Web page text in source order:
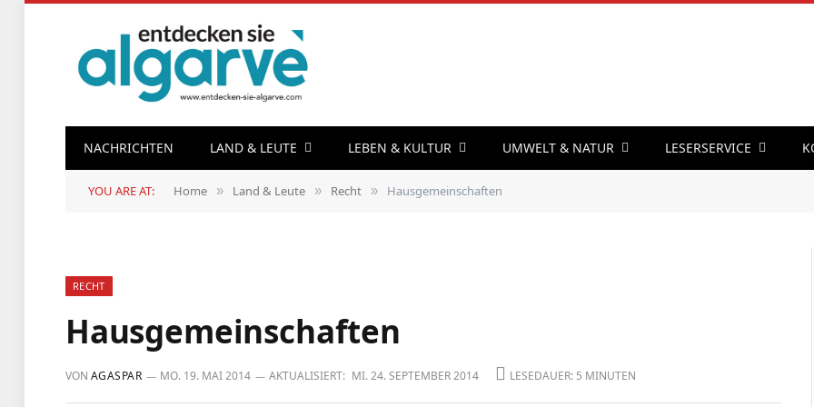
NACHRICHTEN LAND & LEUTE LEBEN & KULTUR UMWELT & NATUR LESERSERVICE
YOU ARE AT: Home » Land & Leute » Recht » Hausgemeinschaften
RECHT
Hausgemeinschaften
VON AGASPAR MO. 19. MAI 2014 AKTUALISIERT: MI. 24. SEPTEMBER 2014 LESEDAUER: 5 MINUTEN